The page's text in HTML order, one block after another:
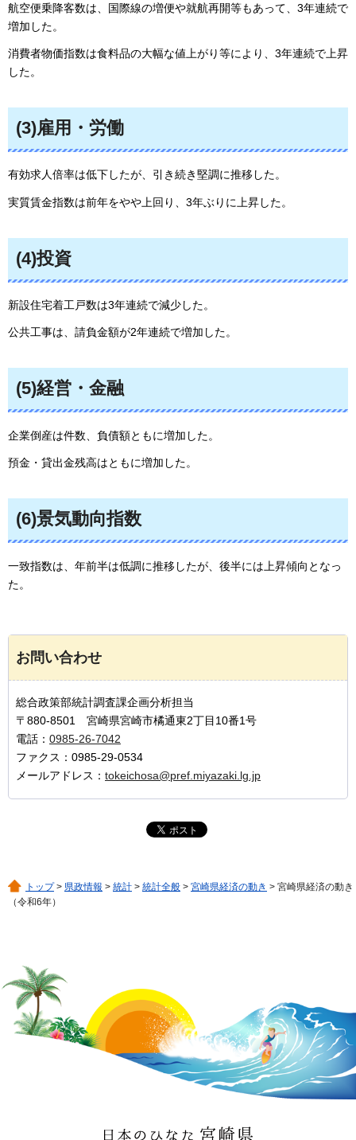
航空便乗降客数は、国際線の増便や就航再開等もあって、3年連続で
増加した。
消費者物価指数は食料品の大幅な値上がり等により、3年連続で上昇
した。
(3)雇用・労働
有効求人倍率は低下したが、引き続き堅調に推移した。
実質賃金指数は前年をやや上回り、3年ぶりに上昇した。
(4)投資
新設住宅着工戸数は3年連続で減少した。
公共工事は、請負金額が2年連続で増加した。
(5)経営・金融
企業倒産は件数、負債額ともに増加した。
預金・貸出金残高はともに増加した。
(6)景気動向指数
一致指数は、年前半は低調に推移したが、後半には上昇傾向となっ
た。
お問い合わせ
総合政策部統計調査課企画分析担当
〒880-8501 宮崎県宮崎市橘通東2丁目10番1号
電話： 0985-26-7042
ファクス：0985-29-0534
メールアドレス： tokeichosa@pref.miyazaki.lg.jp
トップ> 県政情報 > 統計 > 統計全般 > 宮崎県経済の動き > 宮崎県経済の動き
（令和6年）
日本のひなた 宮崎県